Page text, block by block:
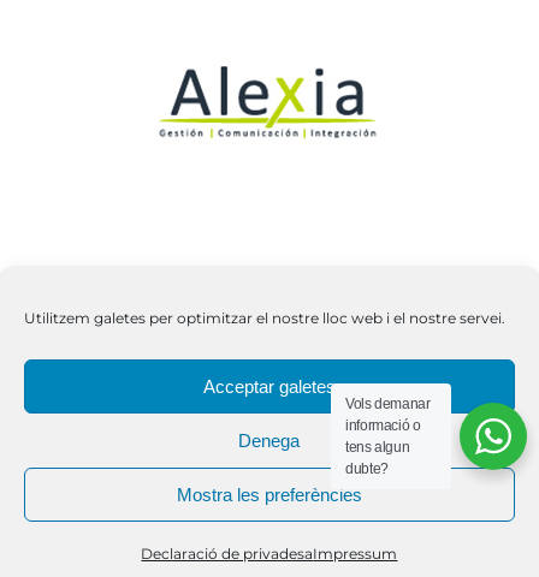
Utilitzem galetes per optimitzar el nostre lloc web i el nostre servei.
Acceptar galetes
Denega
Mostra les preferències
Declaració de privadesaImpressum
Copyright 2026 | Tots els drets reservats | C.E.
Jaume Balmes |Avís Legal|Política de qualitat
FacebookYouTubeInstagramLinkedIn
Vols demanar
informació o
tens algun
dubte?